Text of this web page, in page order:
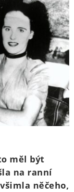
měl být
na ranní
něčeho,